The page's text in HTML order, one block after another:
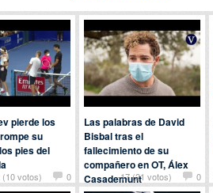
(10 votos) 0
pierde los
su
pies del
Deportes
-17 (21 votos) 0
Las palabras de David
Bisbal tras el
fallecimiento de su
compañero en OT, Álex
Casademunt